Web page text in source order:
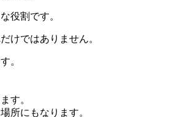
役割です。
けではありません。
。
す。
所にもなります。